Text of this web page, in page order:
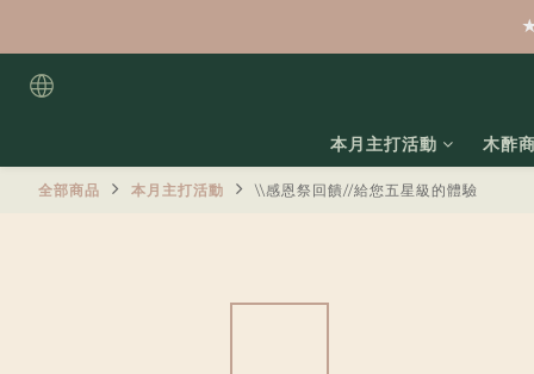
本月主打活動 木酢
全部商品 本月主打活動 \\感恩祭回饋//給您五星級的體驗